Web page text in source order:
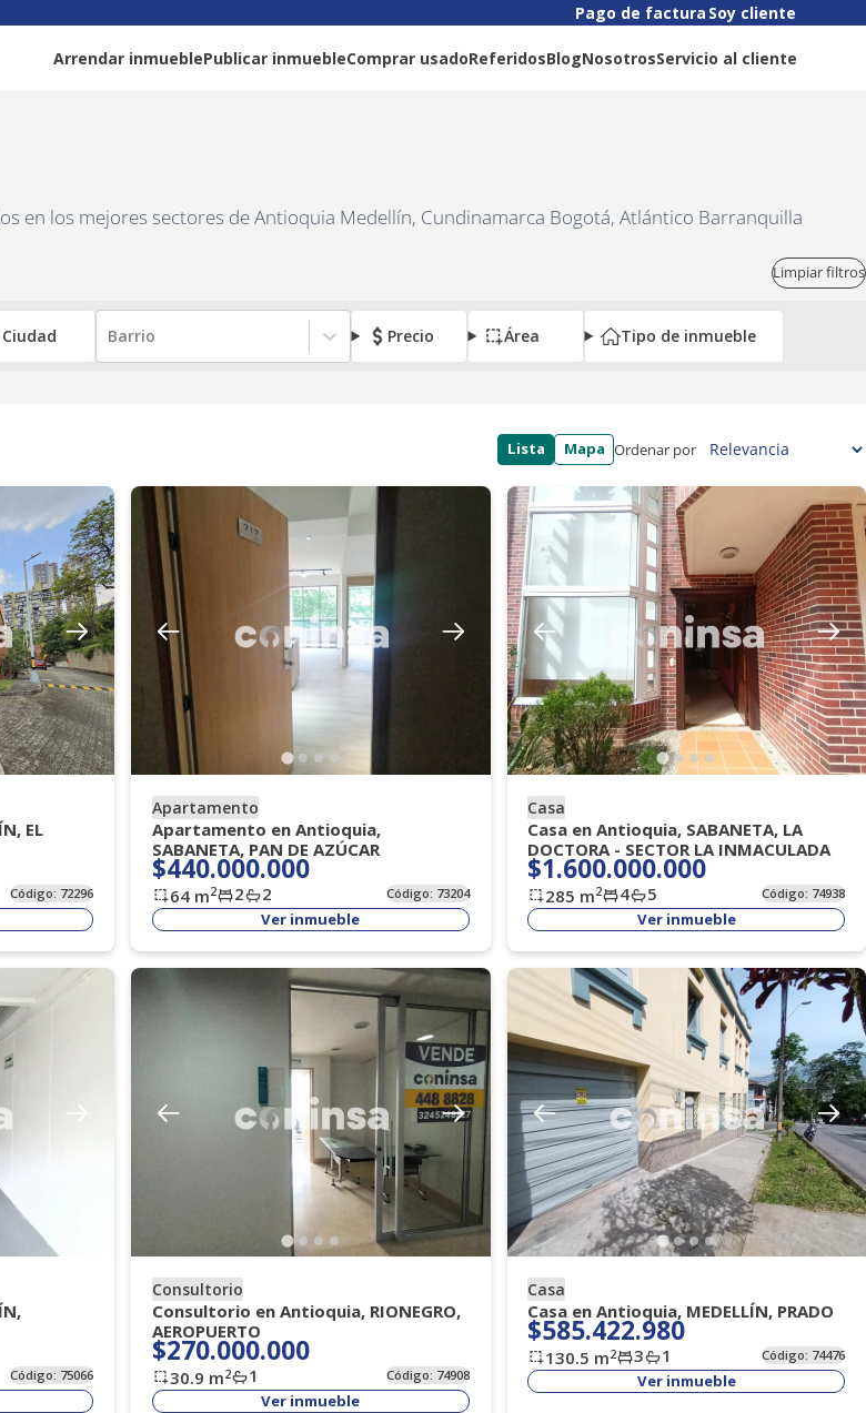
Pago de factura Soy cliente
Arrendar inmueblePublicar inmuebleComprar usadoReferidosBlogNosotrosServicio al cliente
en los mejores sectores de Antioquia Medellín, Cundinamarca Bogotá, Atlántico Barranquilla
Limpiar filtros
Barrio Precio Área Tipo de inmueble
Lista Mapa Ordenar por
EL
Código: 72296
Apartamento
Apartamento en Antioquia,
SABANETA, PAN DE AZÚCAR
$440.000.000
64m2 2 2 Código: 73204
Ver inmueble
Casa
Casa en Antioquia, SABANETA, LA
DOCTORA - SECTOR LA INMACULADA
$1.600.000.000
285 m2 4 5 Código: 74938
Ver inmueble
Código: 75066
Consultorio
Consultorio en Antioquia, RIONEGRO,
AEROPUERTO
$270.000.000
30.9 m2 1 Código: 74908
Ver inmueble
Casa
Casa en Antioquia, MEDELLÍN, PRADO
$585.422.980
130.5 m2 3 1 Código: 74476
Ver inmueble